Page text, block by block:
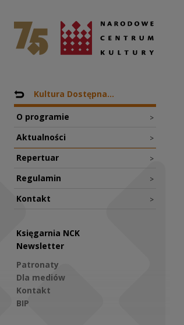
„Gotowi na
Narodowe Centrum Kultury
Nawigacja
Powrót do: Projekty
Kultura Dostępna...
O programie >
Aktualności >
Repertuar >
Regulamin >
Kontakt >
Księgarnia NCK
Newsletter
Patronaty
Dla mediów
Kontakt
BIP